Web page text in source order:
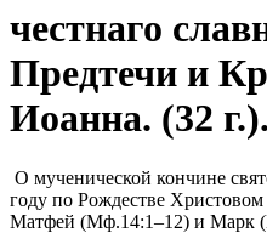
честнаго
Предтечи и
Иоанна. (32
О мученической кончине
году по Рождестве
Матфей (Мф.14:1–12) и Марк